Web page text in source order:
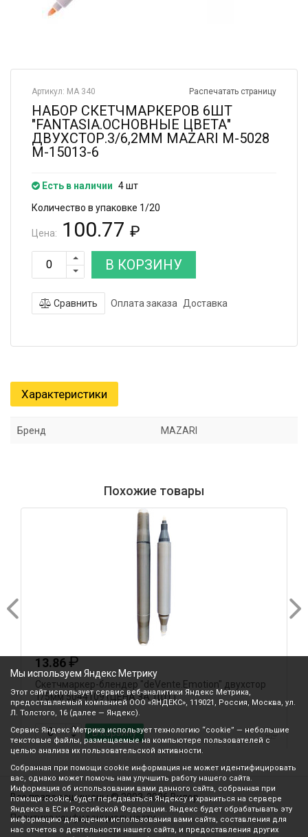
Распечатать страницу
Артикул: МА 340
НАБОР СКЕТЧМАРКЕРОВ 6ШТ
"FANTASIA.ОСНОВНЫЕ ЦВЕТА"
ДВУХСТОР.3/6,2ММ MAZARI М-5028
М-15013-6
Есть в наличии 4 шт
Количество в упаковке 1/20
Цена: 100.77 ₽
В КОРЗИНУ
Сравнить Оплата заказа Доставка
Характеристики
Бренд MAZARI
Похожие товары
13.86₽
Скетчмаркер-блендер "deVente.Emotion" двухстор
1/5мм 5044109 (ЦЕНА ЗА 1ШТ)
В корзину
Все права защищены © 2003-2026 Вилор
Политика конфиденциальности
Мы используем Яндекс Метрику
Этот сайт использует сервис веб-аналитики Яндекс Метрика,
предоставляемый компанией ООО «ЯНДЕКС», 119021, Россия, Москва, ул.
Л. Толстого, 16 (далее — Яндекс).
Сервис Яндекс Метрика использует технологию “cookie” — небольшие
текстовые файлы, размещаемые на компьютере пользователей с
целью анализа их пользовательской активности.
Собранная при помощи cookie информация не может идентифицировать
вас, однако может помочь нам улучшить работу нашего сайта.
Информация об использовании вами данного сайта, собранная при
помощи cookie, будет передаваться Яндексу и храниться на сервере
Яндекса в ЕС и Российской Федерации. Яндекс будет обрабатывать эту
информацию для оценки использования вами сайта, составления для
нас отчетов о деятельности нашего сайта, и предоставления других